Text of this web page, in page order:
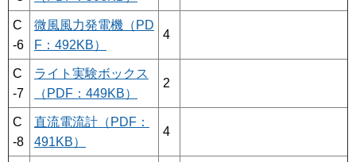
C
-6
微風風力発電機（PD
F：492KB）
4
C
-7
ライト実験ボックス
（PDF：449KB）
2
C
-8
直流電流計（PDF：
491KB）
4